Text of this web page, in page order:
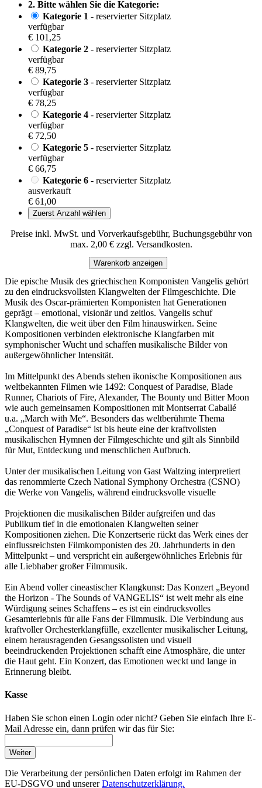
2. Bitte wählen Sie die Kategorie:
Kategorie 1 - reservierter Sitzplatz
verfügbar
€ 101,25
Kategorie 2 - reservierter Sitzplatz
verfügbar
€ 89,75
Kategorie 3 - reservierter Sitzplatz
verfügbar
€ 78,25
Kategorie 4 - reservierter Sitzplatz
verfügbar
€ 72,50
Kategorie 5 - reservierter Sitzplatz
verfügbar
€ 66,75
Kategorie 6 - reservierter Sitzplatz
ausverkauft
€ 61,00
Zuerst Anzahl wählen
Preise inkl. MwSt. und Vorverkaufsgebühr, Buchungsgebühr von
max. 2,00 € zzgl. Versandkosten.
Warenkorb anzeigen
Die epische Musik des griechischen Komponisten Vangelis gehört
zu den eindrucksvollsten Klang­welten der Filmgeschichte. Die
Musik des Oscar-prämierten Komponisten hat Generationen
geprägt – emotional, visionär und zeitlos. Vangelis schuf
Klangwelten, die weit über den Film hinauswirken. Seine
Kompositionen verbinden elektronische Klangfarben mit
symphonischer Wucht und schaffen musikalische Bilder von
außergewöhnlicher Intensität.
Im Mittelpunkt des Abends stehen ikonische Kompositionen aus
weltbekannten Filmen wie 1492: Con­quest of Paradise, Blade
Runner, Chariots of Fire, Alexander, The Bounty und Bitter Moon
wie auch gemeinsamen Kompositionen mit Montserrat Caballé
u.a. „March with Me“. Besonders das weltberühmte Thema
„Conquest of Paradise“ ist bis heute eine der kraftvollsten
musikalischen Hymnen der Filmgeschichte und gilt als Sinnbild
für Mut, Entdeckung und menschlichen Aufbruch.
Unter der musikalischen Leitung von Gast Waltzing interpretiert
das renommierte Czech National Symphony Orchestra (CSNO)
die Werke von Vangelis, während eindrucksvolle visuelle
Projektionen die musikalischen Bilder aufgrei­fen und das
Publikum tief in die emotionalen Klangwelten seiner
Kompositionen ziehen. Die Konzertserie rückt das Werk eines der
einflussreichsten Filmkomponis­ten des 20. Jahrhunderts in den
Mittelpunkt – und verspricht ein außergewöhnliches Erlebnis für
alle Liebhaber großer Filmmusik.
Ein Abend voller cineastischer Klangkunst: Das Konzert „Beyond
the Horizon - The Sounds of VANGELIS“ ist weit mehr als eine
Würdigung seines Schaffens – es ist ein eindrucksvolles
Gesamterlebnis für alle Fans der Filmmusik. Die Verbindung aus
kraftvoller Orchesterklangfülle, exzellenter musikalischer Leitung,
einem herausragenden Gesangssolisten und visuell
beeindruckenden Projektionen schafft eine Atmosphäre, die unter
die Haut geht. Ein Konzert, das Emotionen weckt und lange in
Erinnerung bleibt.
Kasse
Haben Sie schon einen Login oder nicht? Geben Sie einfach Ihre E-
Mail Adresse ein, dann prüfen wir das für Sie:
Weiter
Die Verarbeitung der persönlichen Daten erfolgt im Rahmen der
EU-DSGVO und unsererDatenschutzerklärung.